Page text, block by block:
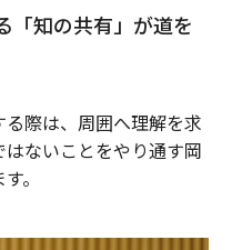
「知の共有」が道を
際は、周囲へ理解を求
ないことをやり通す岡
。